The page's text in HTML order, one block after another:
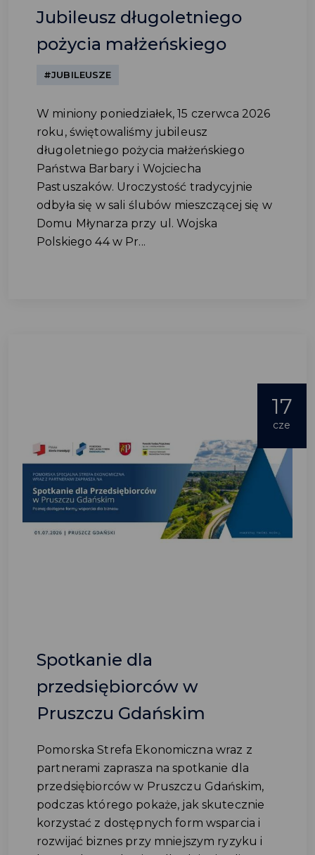
Jubileusz długoletniego
pożycia małżeńskiego
#JUBILEUSZE
W miniony poniedziałek, 15 czerwca 2026
roku, świętowaliśmy jubileusz
długoletniego pożycia małżeńskiego
Państwa Barbary i Wojciecha
Pastuszaków. Uroczystość tradycyjnie
odbyła się w sali ślubów mieszczącej się w
Domu Młynarza przy ul. Wojska
Polskiego 44 w Pr...
17
cze
Spotkanie dla
przedsiębiorców w
Pruszczu Gdańskim
Pomorska Strefa Ekonomiczna wraz z
partnerami zaprasza na spotkanie dla
przedsiębiorców w Pruszczu Gdańskim,
podczas którego pokaże, jak skutecznie
korzystać z dostępnych form wsparcia i
rozwijać biznes przy mniejszym ryzyku i